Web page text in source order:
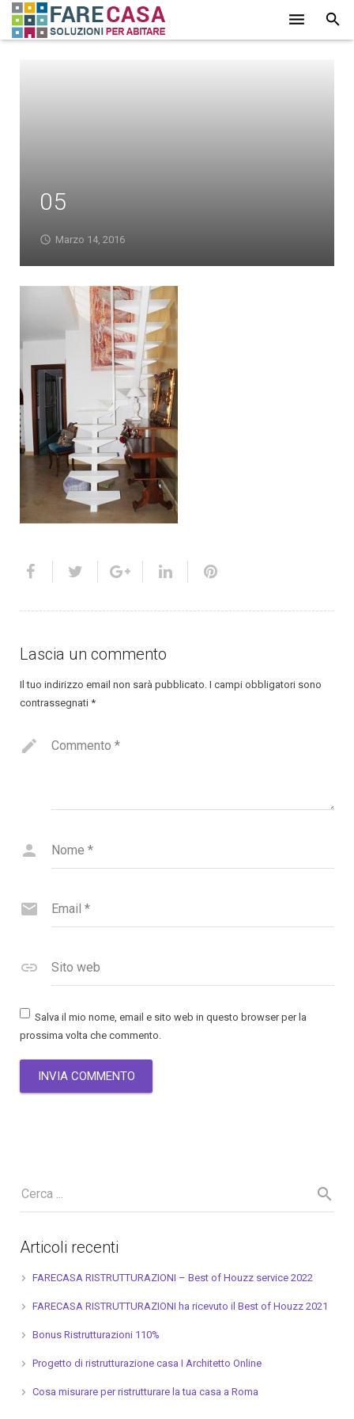
PROMOZIONI
PARTNER
CONTATTI
05
Marzo 14, 2016
Lascia un commento
Il tuo indirizzo email non sarà pubblicato. I campi obbligatori sono
contrassegnati *
Commento *
Nome *
Email *
Sito web
Salva il mio nome, email e sito web in questo browser per la
prossima volta che commento.
Articoli recenti
FARECASA RISTRUTTURAZIONI – Best of Houzz service 2022
FARECASA RISTRUTTURAZIONI ha ricevuto il Best of Houzz 2021
Bonus Ristrutturazioni 110%
Progetto di ristrutturazione casa I Architetto Online
Cosa misurare per ristrutturare la tua casa a Roma